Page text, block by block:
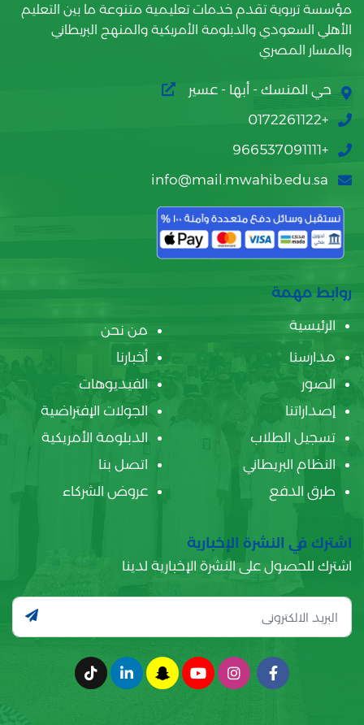
مؤسسة تربوية تقدم خدمات تعليمية متنوعة ما بين التعليم
الأهلي السعودي والدبلومة الأمريكية والمنهج البريطاني
والمسار المصري
حي المنسك - أبها - عسير
+0172261122
+966537091111
info@mail.mwahib.edu.sa
روابط مهمة
الرئيسية
من نحن
مدارسنا
أخبارنا
الصور
الفيديوهات
إصداراتنا
الجولات الإفتراضية
تسجيل الطلاب
الدبلومة الأمريكية
النظام البريطاني
اتصل بنا
طرق الدفع
عروض الشركاء
اشترك في النشرة الإخبارية
اشترك للحصول على النشرة الإخبارية لدينا